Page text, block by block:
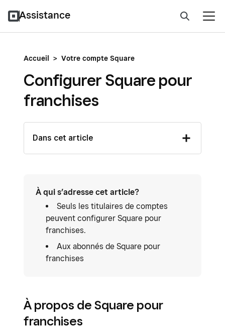
Assistance
Accueil > Votre compte Square
Configurer Square pour
franchises
Dans cet article
À qui s’adresse cet article?
Seuls les titulaires de comptes
peuvent configurer Square pour
franchises.
Aux abonnés de Square pour
franchises
À propos de Square pour
franchises